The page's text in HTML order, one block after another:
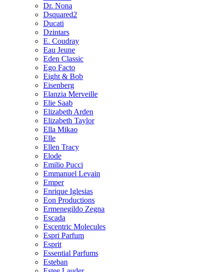
Dr. Nona
Dsquared2
Ducati
Dzintars
E. Coudray
Eau Jeune
Eden Classic
Ego Facto
Eight & Bob
Eisenberg
Elanzia Merveille
Elie Saab
Elizabeth Arden
Elizabeth Taylor
Ella Mikao
Elle
Ellen Tracy
Elode
Emilio Pucci
Emmanuel Levain
Emper
Enrique Iglesias
Eon Productions
Ermenegildo Zegna
Escada
Escentric Molecules
Espri Parfum
Esprit
Essential Parfums
Esteban